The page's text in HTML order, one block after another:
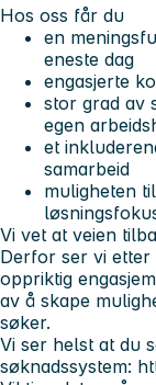
Hos oss får du
en
eneste dag
engasjerte
stor grad av
egen
et
samarbeid
muligheten
Vi vet at veien
Derfor ser vi etter
oppriktig
av å skape
søker.
Vi ser helst at du
søknadssystem: